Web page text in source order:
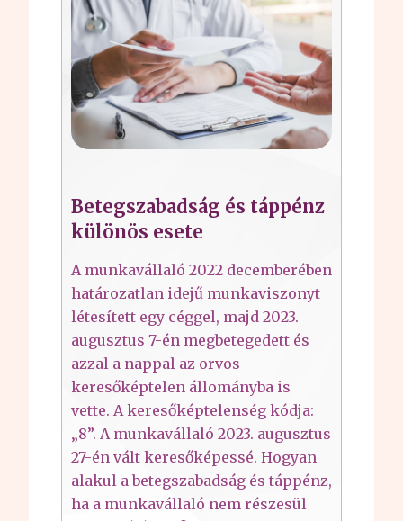
Betegszabadság és táppénz
különös esete
A munkavállaló 2022 decemberében
határozatlan idejű munkaviszonyt
létesített egy céggel, majd 2023.
augusztus 7-én megbetegedett és
azzal a nappal az orvos
keresőképtelen állományba is
vette. A keresőképtelenség kódja:
„8”. A munkavállaló 2023. augusztus
27-én vált keresőképessé. Hogyan
alakul a betegszabadság és táppénz,
ha a munkavállaló nem részesül